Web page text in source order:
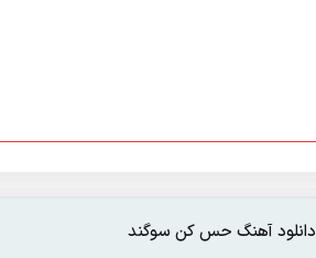
دانلود آهنگ حس کن سوگند